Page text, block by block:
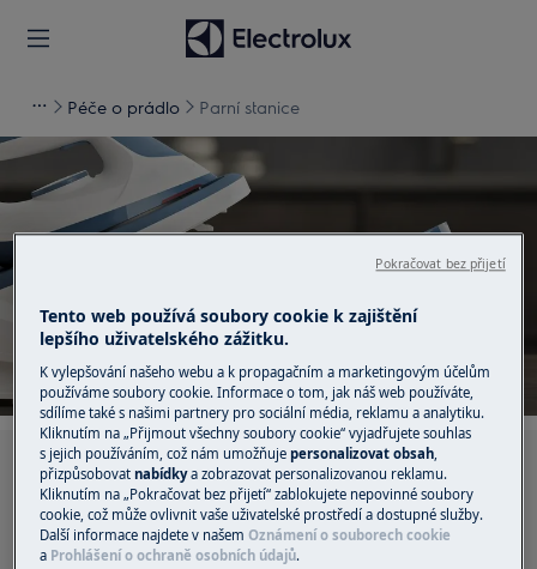
Péče o prádlo Parní stanice
Podpora pro Parní stanice
Hledejte v našich podporných článcích
Tento web používá soubory cookie k zajištění
lepšího uživatelského zážitku.
K vylepšování našeho webu a k propagačním a marketingovým účelům
používáme soubory cookie. Informace o tom, jak náš web používáte,
sdílíme také s našimi partnery pro sociální média, reklamu a analytiku.
Kliknutím na „Přijmout všechny soubory cookie“ vyjadřujete souhlas
s jejich používáním, což nám umožňujepersonalizovat obsah,
přizpůsobovatnabídkya zobrazovat personalizovanou reklamu.
Kliknutím na „Pokračovat bez přijetí“ zablokujete nepovinné soubory
cookie, což může ovlivnit vaše uživatelské prostředí a dostupné služby.
Další informace najdete v našemOznámení o souborech cookie
a Prohlášení o ochraně osobních údajů.
Pokračovat bez přijetí